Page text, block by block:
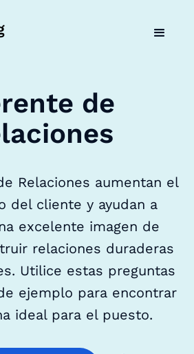
de
Relaciones aumentan el
del cliente y ayudan a
excelente imagen de
relaciones duraderas
Utilice estas preguntas
ejemplo para encontrar
ideal para el puesto.